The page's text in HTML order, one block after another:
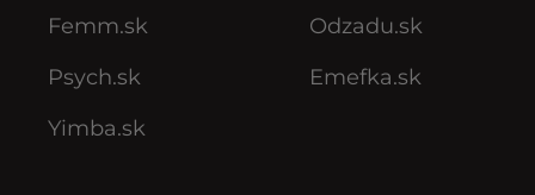
Femm.sk
Psych.sk
Yimba.sk
Odzadu.sk
Emefka.sk